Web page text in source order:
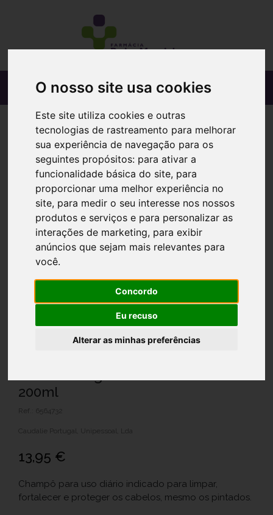
O nosso site usa cookies
Este site utiliza cookies e outras
tecnologias de rastreamento para melhorar
sua experiência de navegação para os
seguintes propósitos: para ativar a
funcionalidade básica do site, para
proporcionar uma melhor experiência no
site, para medir o seu interesse nos nossos
produtos e serviços e para personalizar as
interações de marketing, para exibir
anúncios que sejam mais relevantes para
você.
Concordo
Eu recuso
Alterar as minhas preferências
200ml
Ref.: 6564732
Caudalie Portugal, Unipessoal, Lda
13,95 €
Champô para uso diário indicado para limpar,
fortalecer e proteger os cabelos, mesmo os pintados.